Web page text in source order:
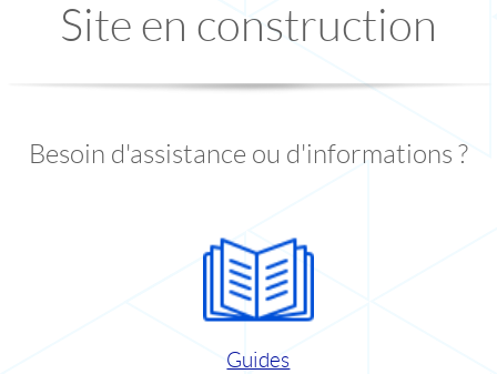
Site en construction
Besoin d'assistance ou d'informations ?
Guides